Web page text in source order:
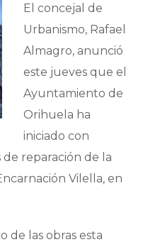
El concejal de
Urbanismo, Rafael
Almagro, anunció
este jueves que el
Ayuntamiento de
Orihuela ha
iniciado con
de reparación de la
Vilella, en
de las obras esta